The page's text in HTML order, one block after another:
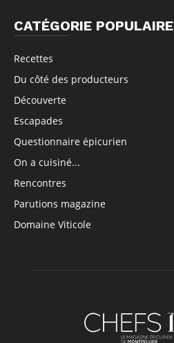
CATÉGORIE POPULAIRE
Recettes
Du côté des producteurs
Découverte
Escapades
Questionnaire épicurien
On a cuisiné...
Rencontres
Parutions magazine
Domaine Viticole